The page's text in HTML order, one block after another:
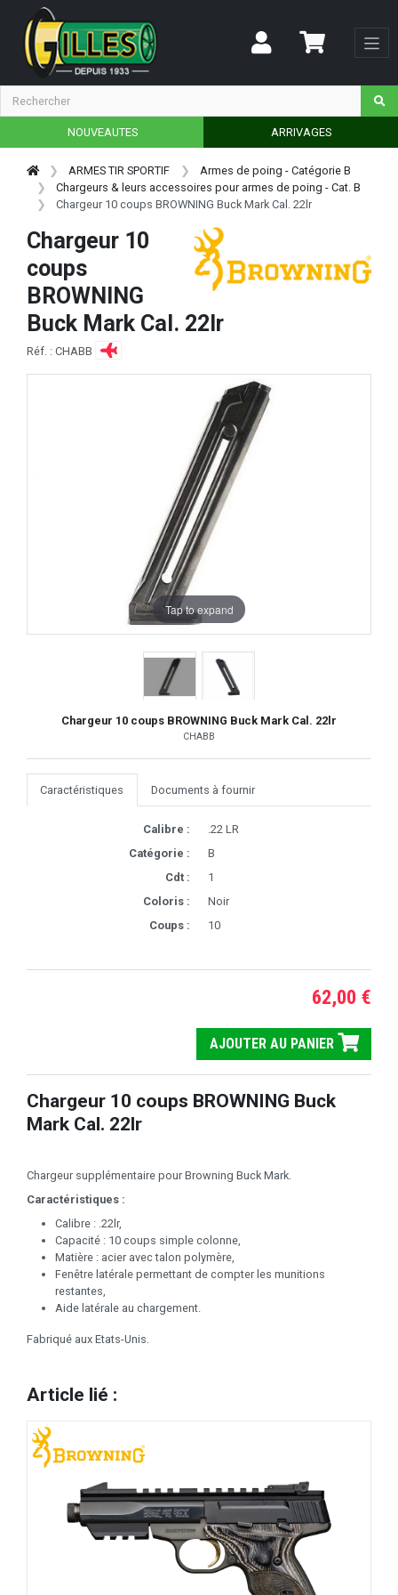
NOUVEAUTES ARRIVAGES
ARMES TIR SPORTIF
Armes de poing - Catégorie B
Chargeurs & leurs accessoires pour armes de poing - Cat. B
Chargeur 10 coups BROWNING Buck Mark Cal. 22lr
Chargeur 10
coups
BROWNING
Buck Mark Cal. 22lr
Réf. : CHABB
Tap to expand
Chargeur 10 coups BROWNING Buck Mark Cal. 22lr
CHABB
Caractéristiques Documents à fournir
Calibre :
.22 LR
Catégorie :
B
Cdt :
1
Coloris :
Noir
Coups :
10
62,00 €
AJOUTER AU PANIER
Chargeur 10 coups BROWNING Buck
Mark Cal. 22lr
Chargeur supplémentaire pour Browning Buck Mark.
Caractéristiques :
Calibre : .22lr,
Capacité : 10 coups simple colonne,
Matière : acier avec talon polymère,
Fenêtre latérale permettant de compter les munitions
restantes,
Aide latérale au chargement.
Fabriqué aux Etats-Unis.
Article lié :